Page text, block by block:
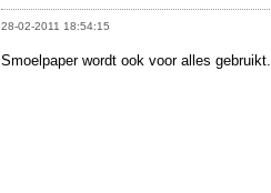
28-02-2011 18:54:15
Smoelpaper wordt ook voor alles gebruikt.